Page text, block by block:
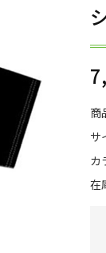
商
サ
カ
在